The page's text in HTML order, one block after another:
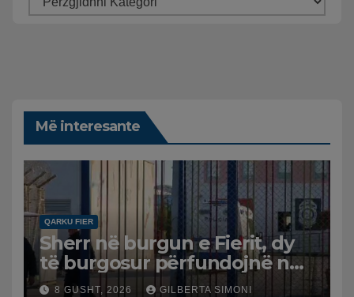
Më interesante
QARKU FIER
Sherr në burgun e Fierit, dy
të burgosur përfundojnë në
spital
8 GUSHT, 2026 GILBERTA SIMONI